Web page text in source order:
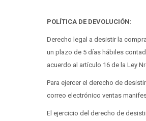
POLÍTICA DE DEVOLUCIÓN:
Derecho legal a desistir la
un plazo de 5 días hábiles
acuerdo al artículo 16 de la Ley
Para ejercer el derecho de
correo electrónico ventas
El ejercicio del derecho de